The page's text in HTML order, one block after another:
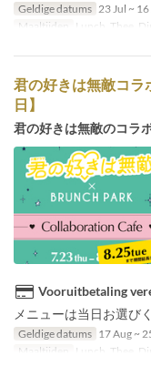
Geldige datums 23 Jul ~
Maaltijden
Lunch, Thee,
君の好きは無敵コ
日】
君の好きは無敵のコラ
Vooruitbetaling
メニューは当日お選び
Geldige datums 17 Aug ~
Maaltijden
Lunch, Thee,